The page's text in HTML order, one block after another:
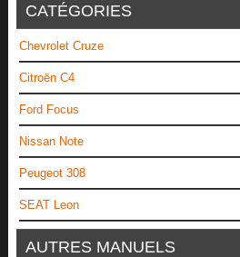
CATÉGORIES
Chevrolet Cruze
Citroën C4
Ford Focus
Nissan Note
Peugeot 308
SEAT Leon
AUTRES MANUELS